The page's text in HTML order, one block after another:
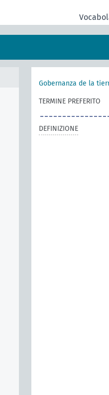
Gobernanza de la
TERMINE PREFERITO
DEFINIZIONE